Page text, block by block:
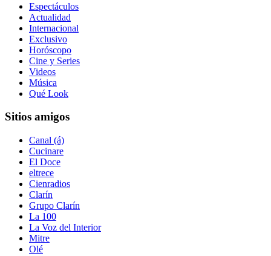
Espectáculos
Actualidad
Internacional
Exclusivo
Horóscopo
Cine y Series
Videos
Música
Qué Look
Sitios amigos
Canal (á)
Cucinare
El Doce
eltrece
Cienradios
Clarín
Grupo Clarín
La 100
La Voz del Interior
Mitre
Olé